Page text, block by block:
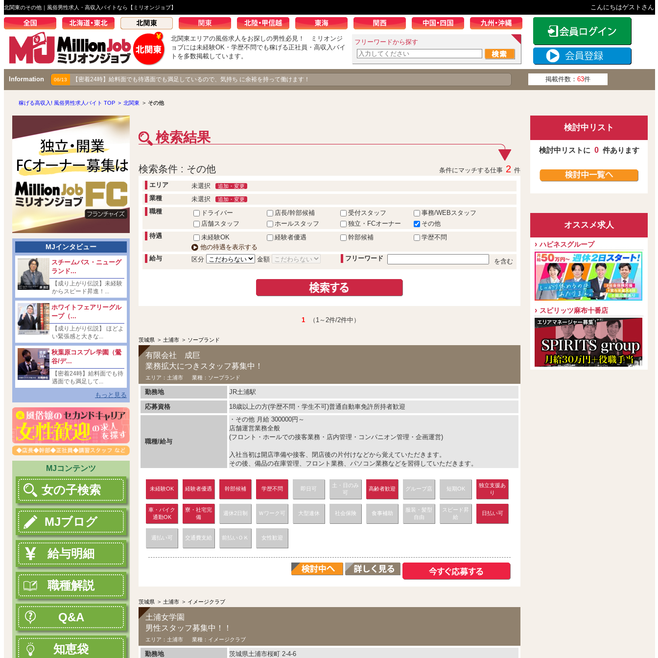
北関東のその他｜風俗男性求人・高収入バイトなら【ミリオンジョブ】 こんにちはゲストさん
北関東エリアの風俗求人をお探しの男性必見！ ミリオンジ
ョブには未経験OK・学歴不問でも稼げる正社員・高収入バイ
トを多数掲載しています。
フリーワードから探す
Information 06/13 【密着24時】給料面でも待遇面でも満足しているので、気持ち に余裕を持って働けます！ 掲載件数： 63件
稼げる高収入! 風俗男性求人バイト TOP > 北関東 > その他
検索結果
検索条件 : その他 条件にマッチする仕事 2 件
エリア
未選択 追加・変更
業種 未選択 追加・変更
職種 ドライバー 店長/幹部候補 受付スタッフ
事務/WEBスタッフ
店舗スタッフ
ホールスタッフ 独立・FCオーナー
その他
待遇
未経験OK 経験者優遇 幹部候補
学歴不問
他の待遇を表示する
給与
区分 金額 フリーワード を含む
1 （1～2件/2件中）
茨城県 > 土浦市 > ソープランド
有限会社 成巨
業務拡大につきスタッフ募集中！
エリア： 土浦市 業種： ソープランド
勤務地
JR土浦駅
応募資格
18歳以上の方(学歴不問・学生不可)普通自動車免許所持者歓迎
職種/給与
・その他 月給 300000円～
店舗運営業務全般
(フロント・ホールでの接客業務・店内管理・コンパニオン管理・企画運営)
入社当初は開店準備や接客、閉店後の片付けなどから覚えていただきます。
その後、備品の在庫管理、フロント業務、パソコン業務などを習得していただきます。
未経験OK 経験者優遇 幹部候補 学歴不問 即日可
土・日のみ
可
高齢者歓迎 グループ店 短期OK
独立支援あ
り
車・バイク
通勤OK
寮・社宅完
備
週休2日制 Ｗワーク可 大型連休 社会保険 食事補助
服装・髪型
自由
スピード昇
給
日払い可
週払い可 交通費支給 前払いＯＫ 女性歓迎
茨城県 > 土浦市 > イメージクラブ
土浦女学園
男性スタッフ募集中！！
エリア： 土浦市 業種： イメージクラブ
勤務地 茨城県土浦市桜町 2-4-6
MJインタビュー
スチームバス・ニューグ
ランド...
【成り上がり伝説】未経験
からスピード昇進！...
ホワイトフェアリーグル
ープ（...
【成り上がり伝説】 ほどよ
い緊張感と大きな...
秋葉原コスプレ学園（鶯
谷/デ...
【密着24時】給料面でも待
遇面でも満足して...
もっと見る
MJコンテンツ
女の子検索
MJブログ
給与明細
職種解説
Q&A
知恵袋
検討中リスト
検討中リストに 0 件あります
オススメ求人
ハピネスグループ
スピリッツ麻布十番店